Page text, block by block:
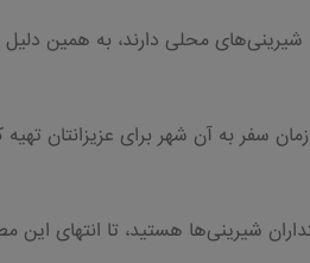
محلی دارند، به همین دلیل
سفر به آن شهر برای عزیزانتان
شیرینی‌ها هستید، تا انتهای این